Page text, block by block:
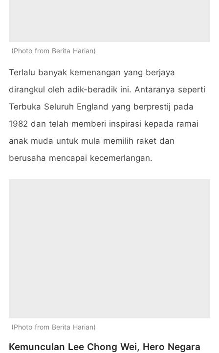
Photo from Berita Harian
Terlalu banyak kemenangan yang berjaya
dirangkul oleh adik-beradik ini. Antaranya seperti
Terbuka Seluruh England yang berprestij pada
1982 dan telah memberi inspirasi kepada ramai
anak muda untuk mula memilih raket dan
berusaha mencapai kecemerlangan.
Photo from Berita Harian
Kemunculan Lee Chong Wei, Hero Negara